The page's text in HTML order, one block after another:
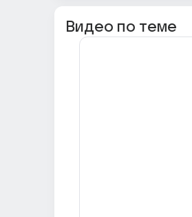
Видео по теме